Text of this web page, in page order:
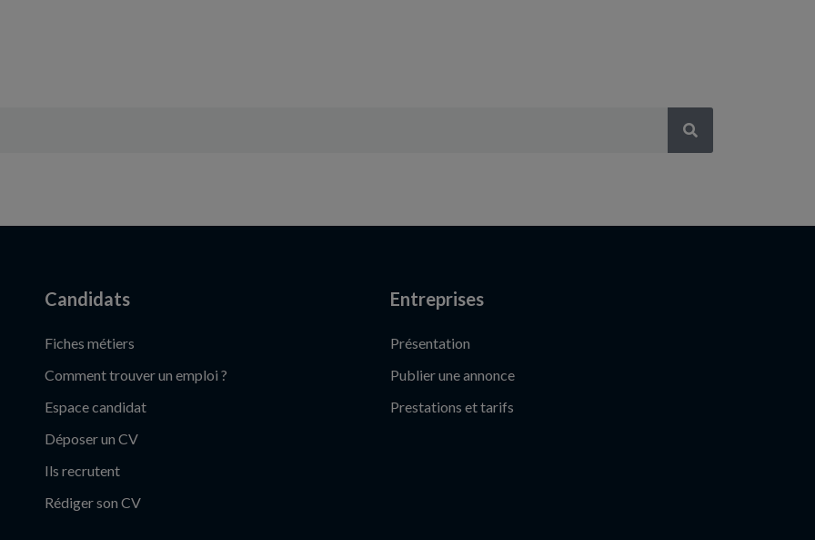
Candidats
Fiches métiers
Comment trouver un emploi ?
Espace candidat
Déposer un CV
Ils recrutent
Rédiger son CV
Entreprises
Présentation
Publier une annonce
Prestations et tarifs